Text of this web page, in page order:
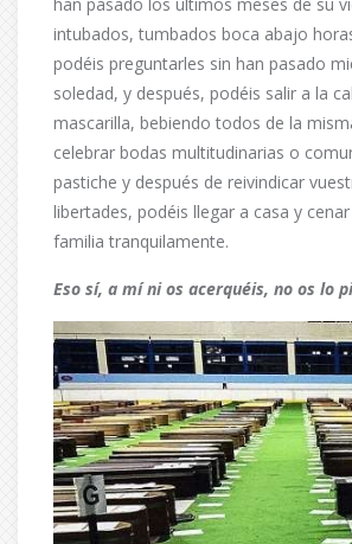
intubados, tumbados boca abajo
podéis preguntarles sin han pasado
soledad, y después, podéis salir a la
mascarilla, bebiendo todos de la
celebrar bodas multitudinarias o
pastiche y después de reivindicar
libertades, podéis llegar a casa y
familia tranquilamente.
Eso sí, a mí ni os acerquéis, no os lo